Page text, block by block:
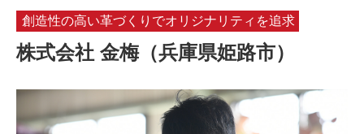
日本の革の良さを知ろう
お問い合わせ
創造性の高い革づくりでオリジナリティを追求
株式会社 金梅（兵庫県姫路市）